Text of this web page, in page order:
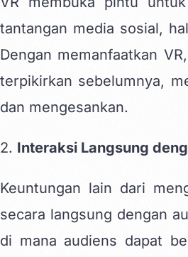
tantangan media sosial,
Dengan memanfaatkan
terpikirkan sebelumnya,
dan mengesankan.
2. Interaksi Langsung
Keuntungan lain dari
secara langsung dengan
di mana audiens dapat